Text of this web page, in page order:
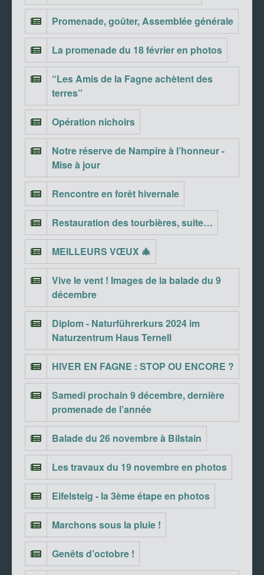
Promenade, goûter, Assemblée générale
La promenade du 18 février en photos
“Les Amis de la Fagne achètent des
terres”
Opération nichoirs
Notre réserve de Nampîre à l’honneur -
Mise à jour
Rencontre en forêt hivernale
Restauration des tourbières, suite…
MEILLEURS VŒUX 🎄
Vive le vent ! Images de la balade du 9
décembre
Diplom - Naturführerkurs 2024 im
Naturzentrum Haus Ternell
HIVER EN FAGNE : STOP OU ENCORE ?
Samedi prochain 9 décembre, dernière
promenade de l’année
Balade du 26 novembre à Bilstain
Les travaux du 19 novembre en photos
Eifelsteig - la 3ème étape en photos
Marchons sous la pluie !
Genêts d’octobre !